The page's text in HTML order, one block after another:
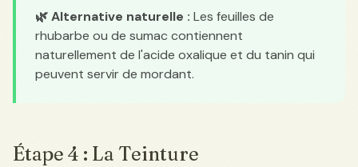
🌿 Alternative naturelle : Les feuilles de
rhubarbe ou de sumac contiennent
naturellement de l'acide oxalique et du tanin qui
peuvent servir de mordant.
Étape 4 : La Teinture